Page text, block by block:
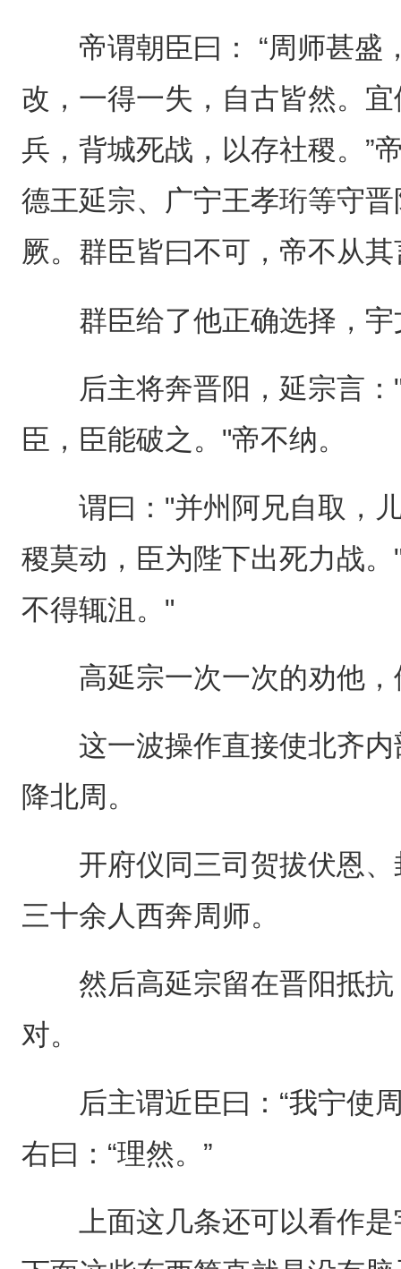
帝谓朝臣曰： “周师甚盛
改，一得一失，自古皆然。
兵，背城死战，以存社稷。”
德王延宗、广宁王孝珩等守
厥。群臣皆曰不可，帝不从其
群臣给了他正确选择，宇
后主将奔晋阳，延宗言："
臣，臣能破之。"帝不纳。
谓曰："并州阿兄自取，儿
稷莫动，臣为陛下出死力战
不得辄沮。"
高延宗一次一次的劝他，
这一波操作直接使北齐内
降北周。
开府仪同三司贺拔伏恩、
三十余人西奔周师。
然后高延宗留在晋阳抵抗
对。
后主谓近臣曰：“我宁使周
右曰：“理然。”
上面这几条还可以看作是